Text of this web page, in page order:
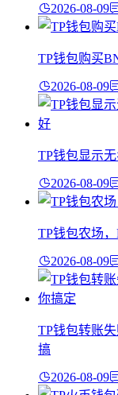
2026-08-09
TP钱包购买
2026-08-09
TP钱包显示
2026-08-09
TP钱包农场
2026-08-09
TP钱包转账
搞
2026-08-09